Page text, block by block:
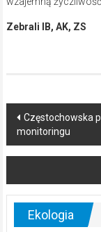
Zebrali IB, AK, ZS
Post
navigation
Częstochowska
monitoringu
Ekologia